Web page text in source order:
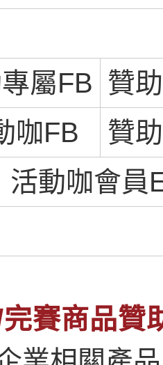
屬FB 贊
咖FB
贊
活動咖會員
賽商品贊